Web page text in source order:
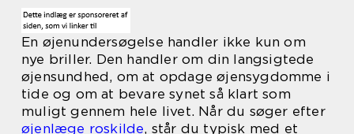
En øjenundersøgelse handler ikke kun om
nye briller. Den handler om din langsigtede
øjensundhed, om at opdage øjensygdomme i
tide og om at bevare synet så klart som
muligt gennem hele livet. Når du søger efter
øjenlæge roskilde, står du typisk med et